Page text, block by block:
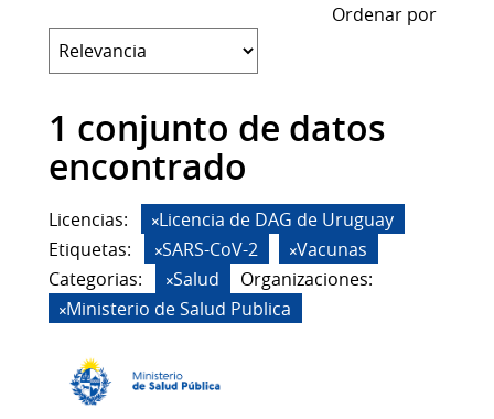
Ordenar por
1 conjunto de datos
encontrado
Licencias:
Licencia de DAG de Uruguay
Etiquetas:
SARS-CoV-2
Vacunas
Categorias:
Salud
Organizaciones:
Ministerio de Salud Publica